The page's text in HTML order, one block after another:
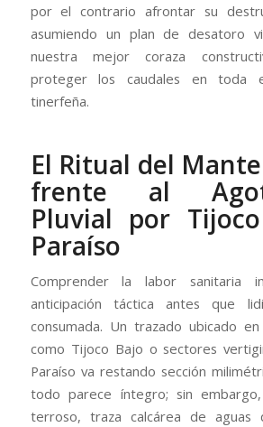
por el contrario afrontar su
asumiendo un plan de desatoro
nuestra mejor coraza
proteger los caudales en toda
tinerfeña.
El Ritual del
frente al
Pluvial por
Paraíso
Comprender la labor sanitaria
anticipación táctica antes que
consumada. Un trazado ubicado en
como Tijoco Bajo o sectores
Paraíso va restando sección
todo parece íntegro; sin
terroso, traza calcárea de aguas